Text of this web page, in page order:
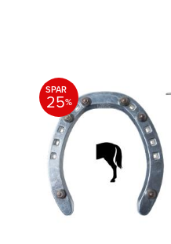
SPAR
25%